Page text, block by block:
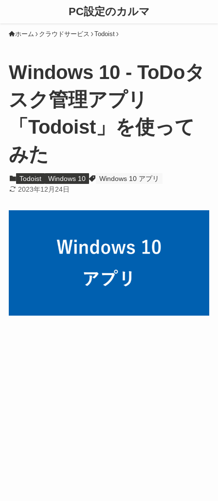
PC設定のカルマ
ホーム クラウドサービス Todoist
Windows 10 - ToDoタ
スク管理アプリ
「Todoist」を使って
みた
Todoist Windows 10
Windows 10 アプリ
2023年12月24日